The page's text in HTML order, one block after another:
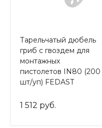
Тарельчатый дюбель
гриб с гвоздем для
монтажных
пистолетов IN80 (200
шт/уп) FEDAST
1 512 руб.